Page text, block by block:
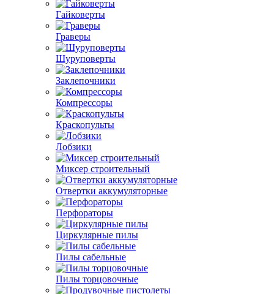
Гайковерты
Граверы
Шуруповерты
Заклепочники
Компрессоры
Краскопульты
Лобзики
Миксер строительный
Отвертки аккумуляторные
Перфораторы
Циркулярные пилы
Пилы сабельные
Пилы торцовочные